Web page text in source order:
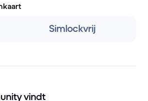
Simlockvrij
vindt